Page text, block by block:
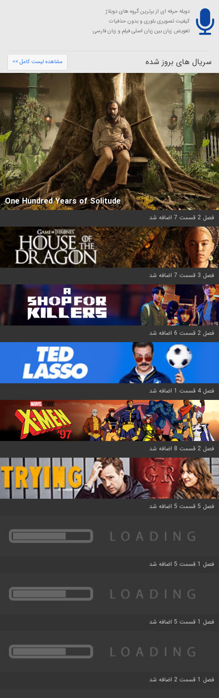
دوبله حرفه ای از برترین گروه های دوبلاژ
کیفیت تصویری بلوری و بدون حذفیات
تعویض زبان بین زبان اصلی فیلم و زبان فارسی
سریال های بروز شده مشاهده لیست کامل >>
One Hundred Years of Solitude
فصل 2 قسمت 7 اضافه شد
فصل 3 قسمت 7 اضافه شد
فصل 2 قسمت 6 اضافه شد
فصل 4 قسمت 1 اضافه شد
فصل 2 قسمت 8 اضافه شد
فصل 5 قسمت 5 اضافه شد
فصل 1 قسمت 5 اضافه شد
فصل 1 قسمت 5 اضافه شد
فصل 1 قسمت 2 اضافه شد